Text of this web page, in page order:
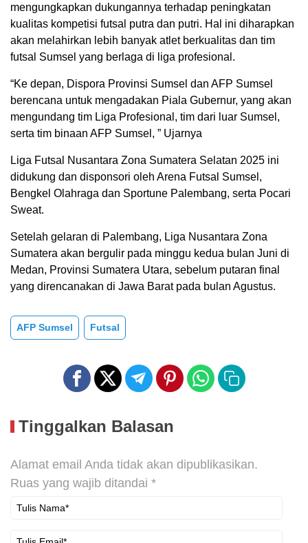
mengungkapkan dukungannya terhadap peningkatan
kualitas kompetisi futsal putra dan putri. Hal ini diharapkan
akan melahirkan lebih banyak atlet berkualitas dan tim
futsal Sumsel yang berlaga di liga profesional.
“Ke depan, Dispora Provinsi Sumsel dan AFP Sumsel
berencana untuk mengadakan Piala Gubernur, yang akan
mengundang tim Liga Profesional, tim dari luar Sumsel,
serta tim binaan AFP Sumsel, ” Ujarnya
Liga Futsal Nusantara Zona Sumatera Selatan 2025 ini
didukung dan disponsori oleh Arena Futsal Sumsel,
Bengkel Olahraga dan Sportune Palembang, serta Pocari
Sweat.
Setelah gelaran di Palembang, Liga Nusantara Zona
Sumatera akan bergulir pada minggu kedua bulan Juni di
Medan, Provinsi Sumatera Utara, sebelum putaran final
yang direncanakan di Jawa Barat pada bulan Agustus.
AFP Sumsel Futsal
Tinggalkan Balasan
Alamat email Anda tidak akan dipublikasikan.
Ruas yang wajib ditandai *